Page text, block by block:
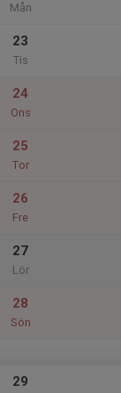
Mån
23
Tis
24
Ons
25
Tor
26
Fre
27
Lör
28
Sön
29